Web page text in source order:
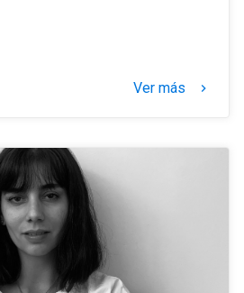
Ver más keyboard_arrow_right